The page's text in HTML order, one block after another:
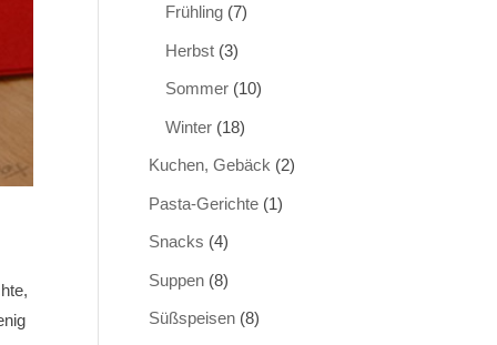
Frühling (7)
Herbst (3)
Sommer (10)
Winter (18)
Kuchen, Gebäck (2)
Pasta-Gerichte (1)
Snacks (4)
Suppen (8)
Süßspeisen (8)